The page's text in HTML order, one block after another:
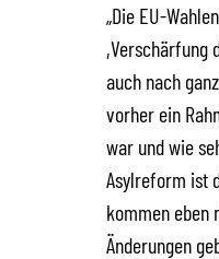
„Die EU-
,Verschärfung
auch nach
vorher ein
war und wie
Asylreform ist
kommen eben
Änderungen